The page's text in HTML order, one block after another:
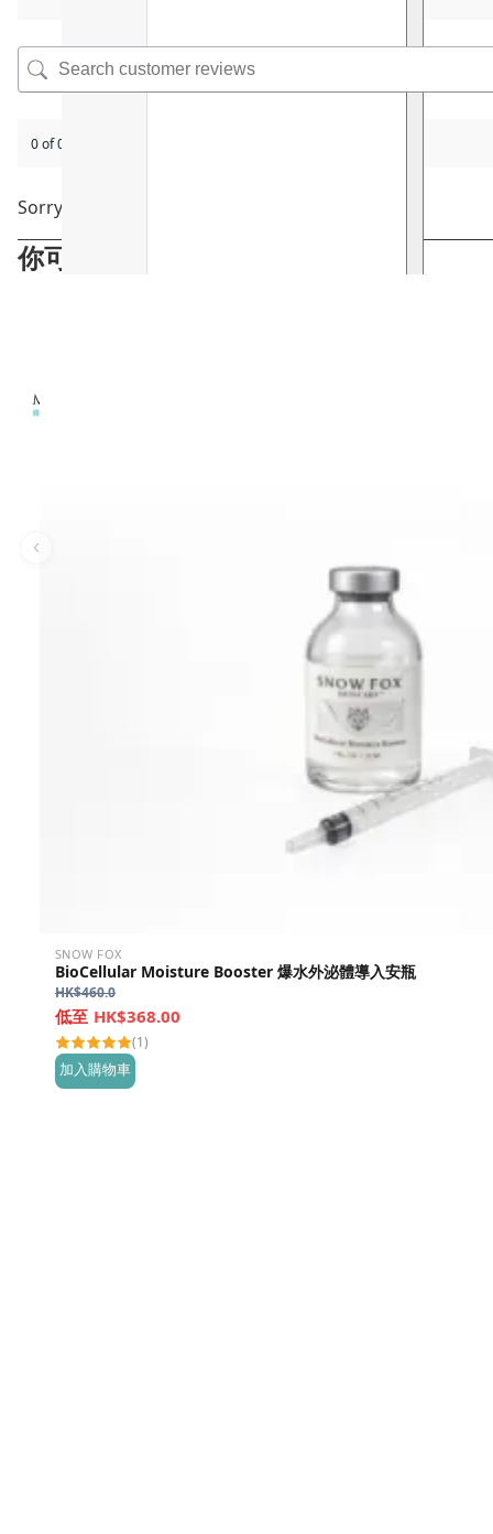
0 of 0 reviews
Sorry, no reviews match your current selections
你可能會喜歡
SNOW FOX
BioCellular Moisture Booster 爆水外泌體導入安瓶
HK$460.0
HK$368.00
(1)
加入購物車